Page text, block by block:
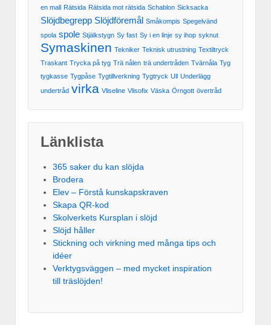
en mall Rätsida Rätsida mot rätsida Schablon Sicksacka
Slöjdbegrepp Slöjdföremål Småkompis Spegelvänd
spola spole Stjälkstygn Sy fast Sy i en linje sy ihop syknut
Symaskinen Tekniker Teknisk utrustning Textiltryck
Traskant Trycka på tyg Trä nålen trä undertråden Tvärnåla Tyg
tygkasse Tygpåse Tygtillverkning Tygtryck Ull Underlägg
undertråd virka Vliseline Vlisofix Väska Örngott övertråd
Länklista
365 saker du kan slöjda
Brodera
Elev – Förstå kunskapskraven
Skapa QR-kod
Skolverkets Kursplan i slöjd
Slöjd håller
Stickning och virkning med många tips och
idéer
Verktygsväggen – med mycket inspiration
till träslöjden!